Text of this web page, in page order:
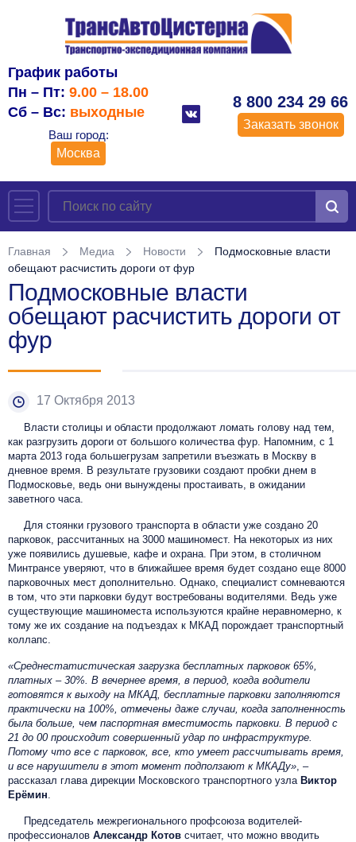
График работы
Пн – Пт: 9.00 – 18.00
Сб – Вс: выходные
Ваш город:
Москва
8 800 234 29 66
Заказать звонок
Главная Медиа Новости
Подмосковные власти
обещают расчистить дороги от фур
Подмосковные власти
обещают расчистить дороги от
фур
17 Октября 2013
Власти столицы и области продолжают ломать голову над тем,
как разгрузить дороги от большого количества фур. Напомним, с 1
марта 2013 года большегрузам запретили въезжать в Москву в
дневное время. В результате грузовики создают пробки днем в
Подмосковье, ведь они вынуждены простаивать, в ожидании
заветного часа.
Для стоянки грузового транспорта в области уже создано 20
парковок, рассчитанных на 3000 машиномест. На некоторых из них
уже появились душевые, кафе и охрана. При этом, в столичном
Минтрансе уверяют, что в ближайшее время будет создано еще 8000
парковочных мест дополнительно. Однако, специалист сомневаются
в том, что эти парковки будут востребованы водителями. Ведь уже
существующие машиноместа используются крайне неравномерно, к
тому же их создание на подъездах к МКАД порождает транспортный
коллапс.
«Среднестатистическая загрузка бесплатных парковок 65%,
платных – 30%. В вечернее время, в период, когда водители
готовятся к выходу на МКАД, бесплатные парковки заполняются
практически на 100%, отмечены даже случаи, когда заполненность
была больше, чем паспортная вместимость парковки. В период с
21 до 00 происходит совершенный удар по инфраструктуре.
Потому что все с парковок, все, кто умеет рассчитывать время,
и все нарушители в этот момент подползают к МКАДу» , –
рассказал глава дирекции Московского транспортного узла Виктор
Ерёмин
Председатель межрегионального профсоюза водителей-
профессионалов Александр Котов считает, что можно вводить